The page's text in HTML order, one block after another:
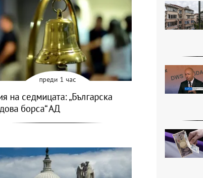
преди 1 час
на седмицата: „Българска
борса“ АД